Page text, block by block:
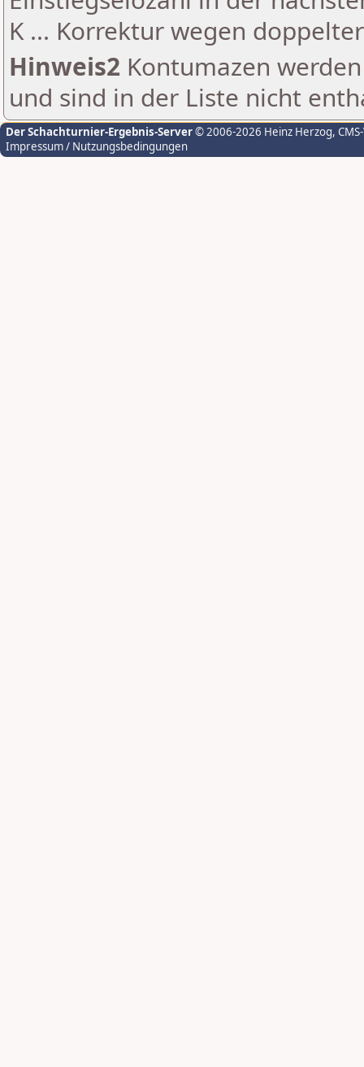
K ... Korrektur wegen
Hinweis2 Kontumazen
und sind in der Liste nicht
Der Schachturnier-Ergebnis-Server© 2006-2026 Heinz Herzog,
Impressum / Nutzungsbedingungen